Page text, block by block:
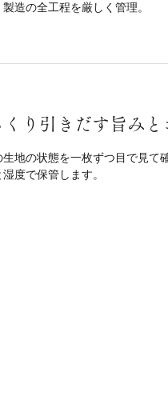
造の全工程を厳しく管理。
くり引きだす旨み
生地の状態を一枚ずつ目で見て
度で保管します。